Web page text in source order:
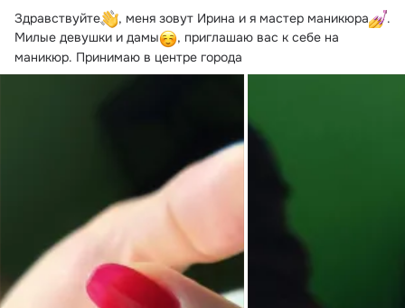
Здравствуйте , меня зовут Ирина и я мастер маникюра
.
Милые девушки и дамы
, приглашаю вас к себе на
маникюр. Принимаю в центре города